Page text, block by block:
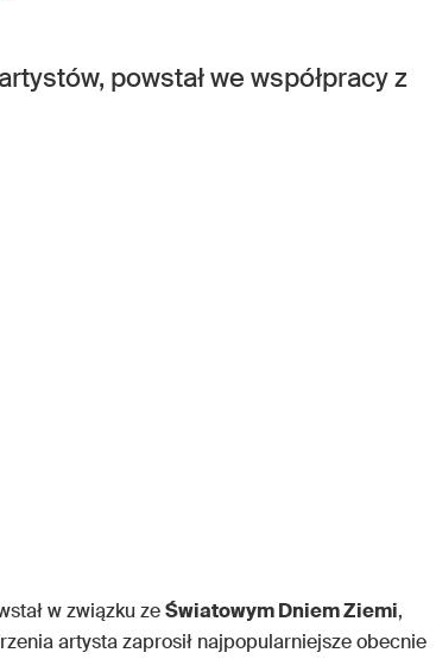
powstał we współpracy z
w związku zeŚwiatowym Dniem Ziemi,
artysta zaprosił najpopularniejsze obecnie